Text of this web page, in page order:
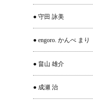
● 守田 詠美
● engoro. かんべ まり
● 畠山 雄介
● 成瀬 治